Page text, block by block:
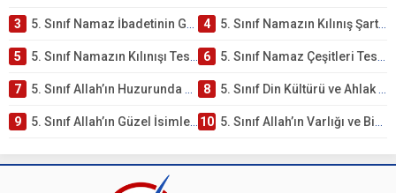
3 5. Sınıf Namaz İbadetinin Getirdiği Faydalar Testi 4 5. Sınıf Namazın Kılınış Şartları Testi
5 5. Sınıf Namazın Kılınışı Testi – Online Çöz 6 5. Sınıf Namaz Çeşitleri Testi – Online Çöz
7 5. Sınıf Allah’ın Huzurunda Olmak – Namaz İbadeti Testi 8 5. Sınıf Din Kültürü ve Ahlak Bilgisi 1. Ünite: Allah İnancı Çalışmaları
9 5. Sınıf Allah’ın Güzel İsimleri Testi – Online Çöz 10 5. Sınıf Allah’ın Varlığı ve Birliği Testi – Online Çöz